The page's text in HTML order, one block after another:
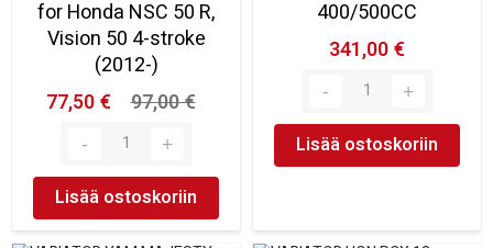
for Honda NSC 50 R,
Vision 50 4-stroke
(2012-)
77,50 €
97,00 €
Lisää ostoskoriin
400/500CC
341,00 €
Lisää ostoskoriin